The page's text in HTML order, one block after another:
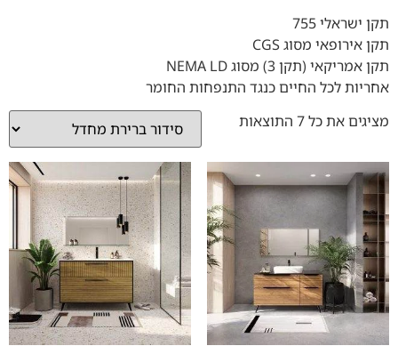
תקן ישראלי 755
תקן אירופאי מסוג CGS
תקן אמריקאי (תקן 3) מסוג NEMA LD
אחריות לכל החיים כנגד התנפחות החומר
מציגים את כל ⁦7⁩ התוצאות